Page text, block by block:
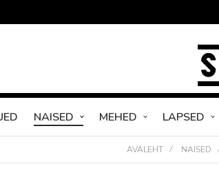
NAISED MEHED LAPSED
AVALEHT NAISED